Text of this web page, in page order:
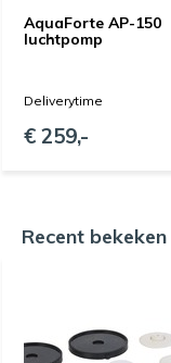
AquaForte AP-150
luchtpomp
Deliverytime
€ 259,-
Recent bekeken